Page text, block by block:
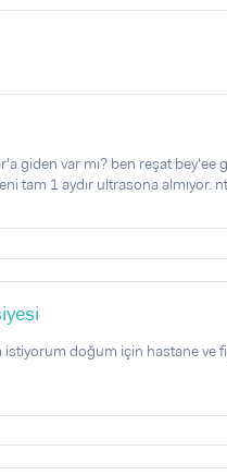
giden var mı? ben reşat
tam 1 aydır ultrasona almıyor.
doğum için hastane ve